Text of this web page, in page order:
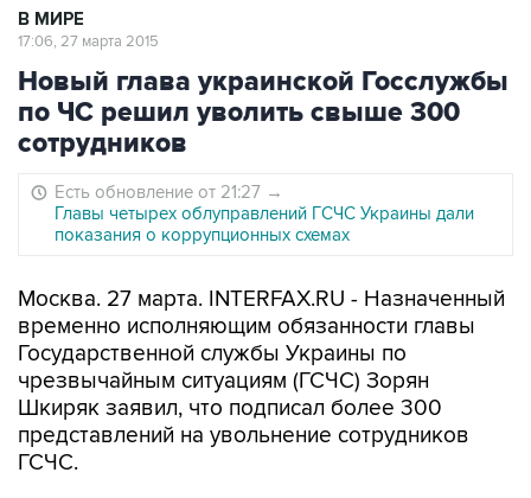
В МИРЕ
17:06, 27 марта 2015
Новый глава украинской Госслужбы
по ЧС решил уволить свыше 300
сотрудников
Есть обновление от 21:27 →
Главы четырех облуправлений ГСЧС Украины дали
показания о коррупционных схемах
Москва. 27 марта. INTERFAX.RU - Назначенный
временно исполняющим обязанности главы
Государственной службы Украины по
чрезвычайным ситуациям (ГСЧС) Зорян
Шкиряк заявил, что подписал более 300
представлений на увольнение сотрудников
ГСЧС.